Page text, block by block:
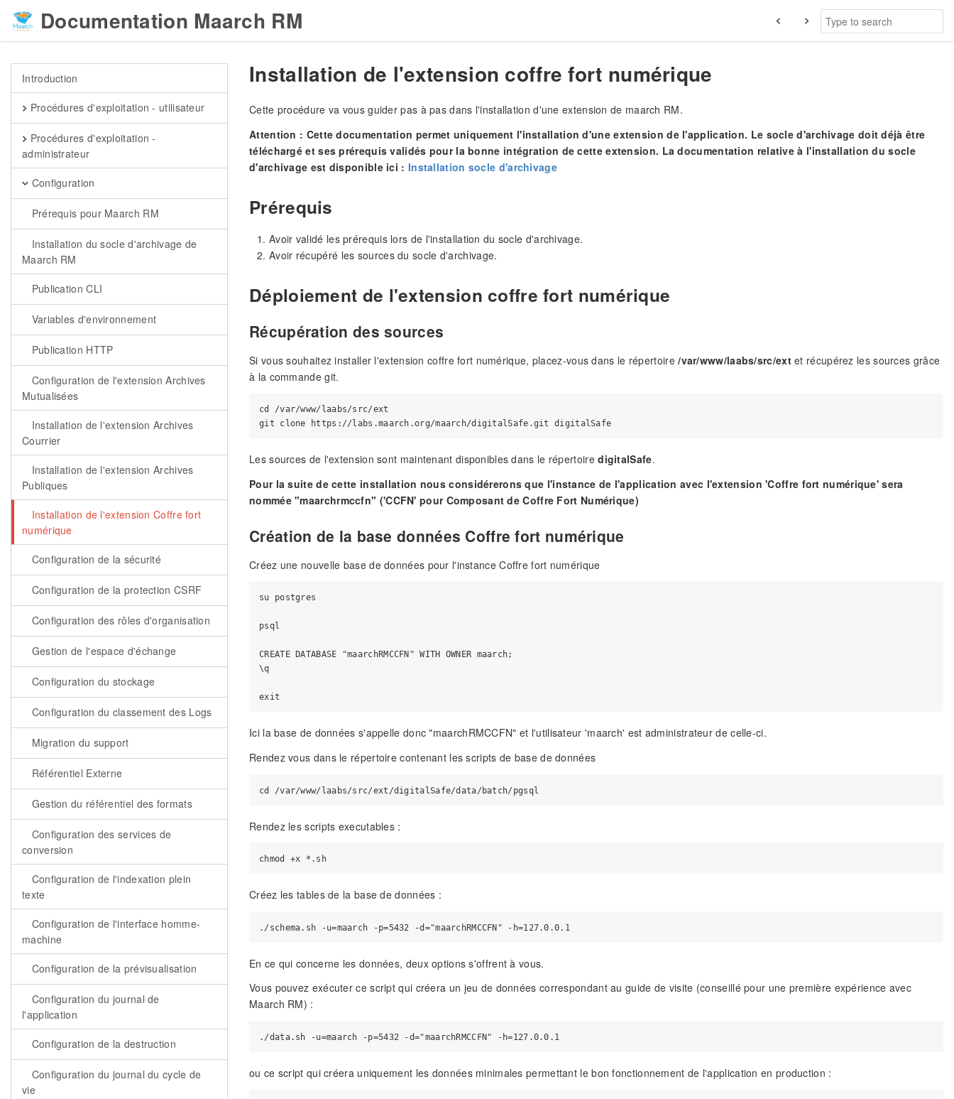
Documentation Maarch RM
Introduction
Procédures d'exploitation - utilisateur
Procédures d'exploitation -
administrateur
Configuration
Prérequis pour Maarch RM
Installation du socle d'archivage de
Maarch RM
Publication CLI
Variables d'environnement
Publication HTTP
Configuration de l'extension Archives
Mutualisées
Installation de l'extension Archives
Courrier
Installation de l'extension Archives
Publiques
Installation de l'extension Coffre fort
numérique
Configuration de la sécurité
Configuration de la protection CSRF
Configuration des rôles d'organisation
Gestion de l'espace d'échange
Configuration du stockage
Configuration du classement des Logs
Migration du support
Référentiel Externe
Gestion du référentiel des formats
Configuration des services de
conversion
Configuration de l'indexation plein
texte
Configuration de l'interface homme-
machine
Configuration de la prévisualisation
Configuration du journal de
l'application
Configuration de la destruction
Configuration du journal du cycle de
vie
Installation de l'extension coffre fort numérique
Cette procédure va vous guider pas à pas dans l'installation d'une extension de maarch RM.
Attention : Cette documentation permet uniquement l'installation d'une extension de l'application. Le socle d'archivage doit déjà être
téléchargé et ses prérequis validés pour la bonne intégration de cette extension. La documentation relative à l'installation du socle
d'archivage est disponible ici : Installation socle d'archivage
Prérequis
Avoir validé les prérequis lors de l'installation du socle d'archivage.
Avoir récupéré les sources du socle d'archivage.
Déploiement de l'extension coffre fort numérique
Récupération des sources
Si vous souhaitez installer l'extension coffre fort numérique, placez-vous dans le répertoire/var/www/laabs/src/extet récupérez les sources grâce
à la commande git.
cd /var/www/laabs/src/ext
Les sources de l'extension sont maintenant disponibles dans le répertoiredigitalSafe.
Pour la suite de cette installation nous considérerons que l'instance de l'application avec l'extension 'Coffre fort numérique' sera
nommée "maarchrmccfn" ('CCFN' pour Composant de Coffre Fort Numérique)
Création de la base données Coffre fort numérique
Créez une nouvelle base de données pour l'instance Coffre fort numérique
su postgres
psql
CREATE DATABASE "maarchRMCCFN" WITH OWNER maarch;
\q
Ici la base de données s'appelle donc "maarchRMCCFN" et l'utilisateur 'maarch' est administrateur de celle-ci.
Rendez vous dans le répertoire contenant les scripts de base de données
Rendez les scripts executables :
chmod +x *.sh
Créez les tables de la base de données :
En ce qui concerne les données, deux options s'offrent à vous.
Vous pouvez exécuter ce script qui créera un jeu de données correspondant au guide de visite (conseillé pour une première expérience avec
Maarch RM) :
ou ce script qui créera uniquement les données minimales permettant le bon fonctionnement de l'application en production :